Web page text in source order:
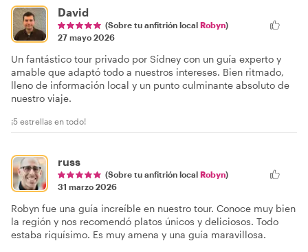
David
(Sobre tu anfitrión local Robyn)
27 mayo 2026
Un fantástico tour privado por Sídney con un guía experto y
amable que adaptó todo a nuestros intereses. Bien ritmado,
lleno de información local y un punto culminante absoluto de
nuestro viaje.
¡5 estrellas en todo!
russ
(Sobre tu anfitrión local Robyn)
31 marzo 2026
Robyn fue una guía increíble en nuestro tour. Conoce muy bien
la región y nos recomendó platos únicos y deliciosos. Todo
estaba riquísimo. Es muy amena y una guía maravillosa.